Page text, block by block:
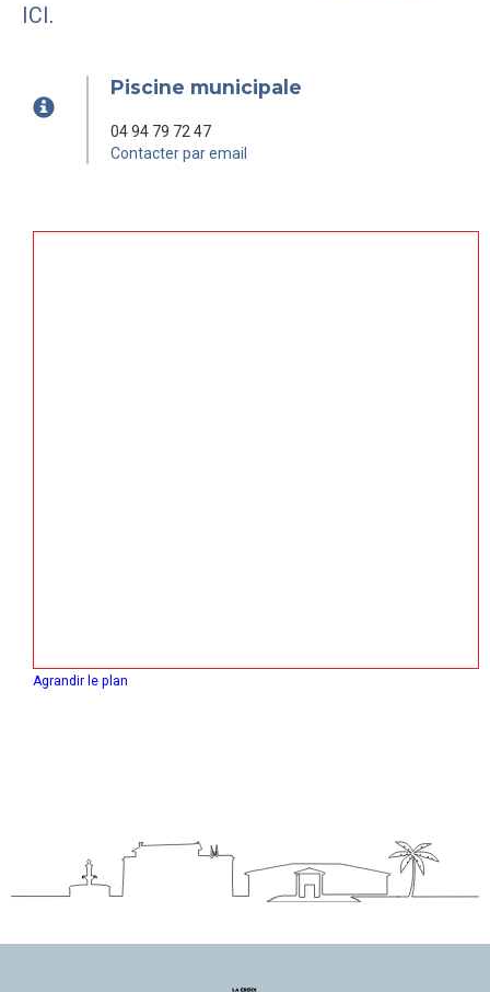
ICI.
Piscine municipale
04 94 79 72 47
Contacter par email
Agrandir le plan